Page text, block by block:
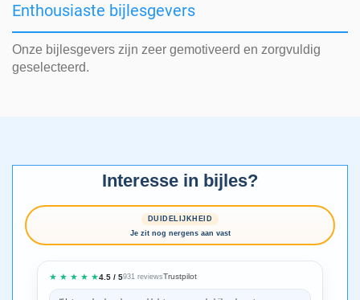
Enthousiaste bijlesgevers
Onze bijlesgevers zijn zeer gemotiveerd en zorgvuldig
geselecteerd.
Interesse in bijles?
DUIDELIJKHEID
Je zit nog nergens aan vast
★ ★ ★ ★ ★4.5 / 5931 reviewsTrustpilot